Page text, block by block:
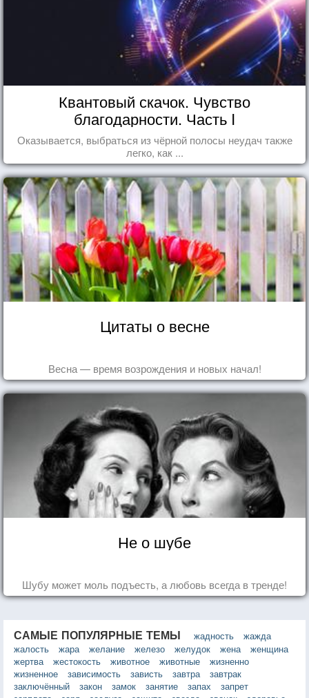
Квантовый скачок. Чувство
благодарности. Часть I
Оказывается, выбраться из чёрной полосы неудач также
легко, как ...
Цитаты о весне
Весна — время возрождения и новых начал!
Не о шубе
Шубу может моль подъесть, а любовь всегда в тренде!
САМЫЕ ПОПУЛЯРНЫЕ ТЕМЫ жадность
жажда
жалость
жара желание железо желудок жена
женщина
жертва
жестокость животное животные
жизненно
жизненное
зависимость зависть завтра
завтрак
заключённый
закон замок занятие запах
запрет